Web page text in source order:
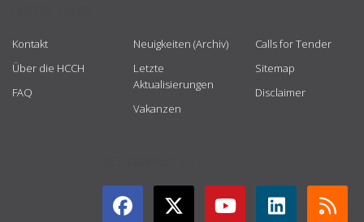
Kontakt
Über die HCCH
FAQ
Neuigkeiten (Archiv)
Letzte
Aktualisierungen
Vakanzen
Calls for Tender
Sitemap
Disclaimer